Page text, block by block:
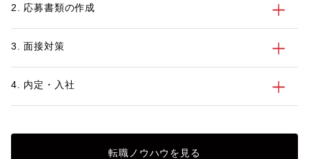
2. 応募書類の作成
3. 面接対策
4. 内定・入社
転職ノウハウを見る